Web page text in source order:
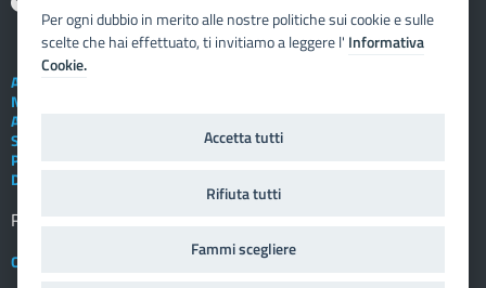
Assistenza tecnica
Note legali
Albo telematico
Social Media Policy
Privacy
Dichiarazione di accessibilità
Registro elettronico
Crediti
Per ogni dubbio in merito alle nostre politiche sui cookie e sulle
scelte che hai effettuato, ti invitiamo a leggere l' Informativa
Cookie.
Accetta tutti
Rifiuta tutti
Fammi scegliere